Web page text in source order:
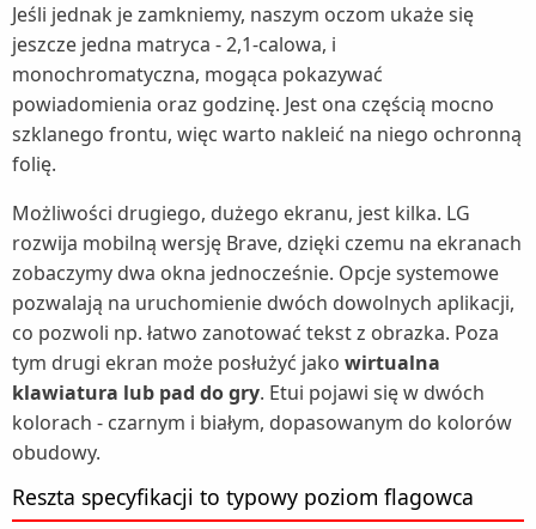
Jeśli jednak je zamkniemy, naszym oczom ukaże się
jeszcze jedna matryca - 2,1-calowa, i
monochromatyczna, mogąca pokazywać
powiadomienia oraz godzinę. Jest ona częścią mocno
szklanego frontu, więc warto nakleić na niego ochronną
folię.
Możliwości drugiego, dużego ekranu, jest kilka. LG
rozwija mobilną wersję Brave, dzięki czemu na ekranach
zobaczymy dwa okna jednocześnie. Opcje systemowe
pozwalają na uruchomienie dwóch dowolnych aplikacji,
co pozwoli np. łatwo zanotować tekst z obrazka. Poza
tym drugi ekran może posłużyć jako wirtualna
klawiatura lub pad do gry. Etui pojawi się w dwóch
kolorach - czarnym i białym, dopasowanym do kolorów
obudowy.
Reszta specyfikacji to typowy poziom flagowca